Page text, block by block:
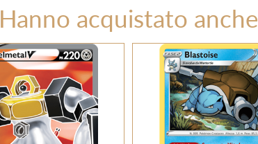
Hanno acquistato anche